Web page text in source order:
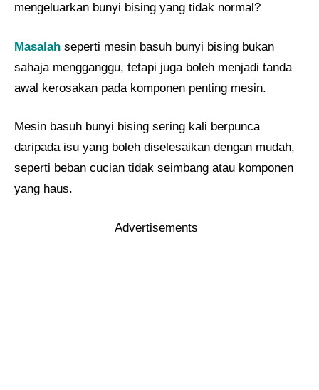
mengeluarkan bunyi bising yang tidak normal?
Masalah seperti mesin basuh bunyi bising bukan
sahaja mengganggu, tetapi juga boleh menjadi tanda
awal kerosakan pada komponen penting mesin.
Mesin basuh bunyi bising sering kali berpunca
daripada isu yang boleh diselesaikan dengan mudah,
seperti beban cucian tidak seimbang atau komponen
yang haus.
Advertisements